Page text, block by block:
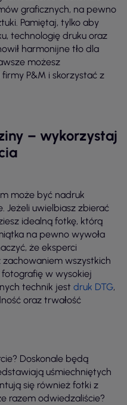
graficznych, na pewno
Pamiętaj, tylko aby
technologię druku oraz
harmonijne tło dla
możesz
P&M i skorzystać z
– wykorzystaj
może być nadruk
Jeżeli uwielbiasz zbierać
idealną fotkę, którą
na pewno wywoła
że eksperci
zachowaniem wszystkich
w wysokiej
technik jest druk DTG,
oraz trwałość
Doskonale będą
uśmiechniętych
się również fotki z
razem odwiedzaliście?